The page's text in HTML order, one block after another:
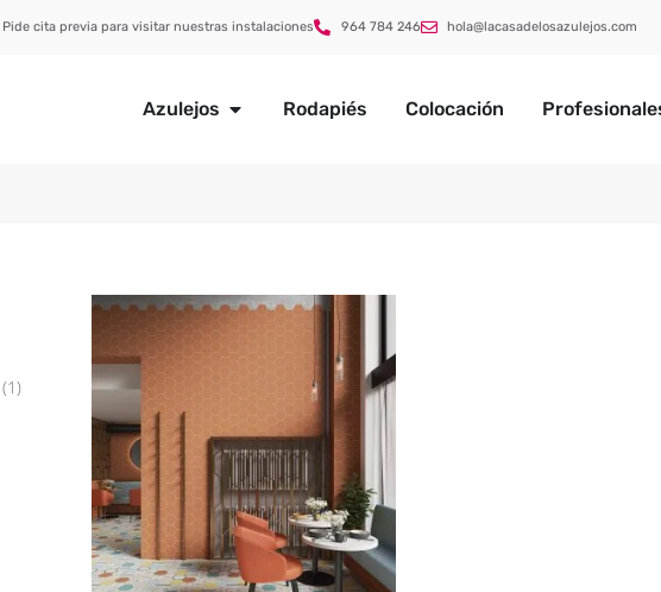
Pide cita previa para visitar nuestras instalaciones 964 784 246 hola@lacasadelosazulejos.com
Azulejos Rodapiés Colocación
(1)